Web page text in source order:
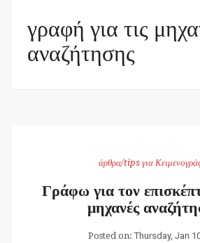
γραφή για τις
αναζήτησης
άρθρα/tips για
Γράφω για τον
μηχανές
Posted on: Thursday, Jan